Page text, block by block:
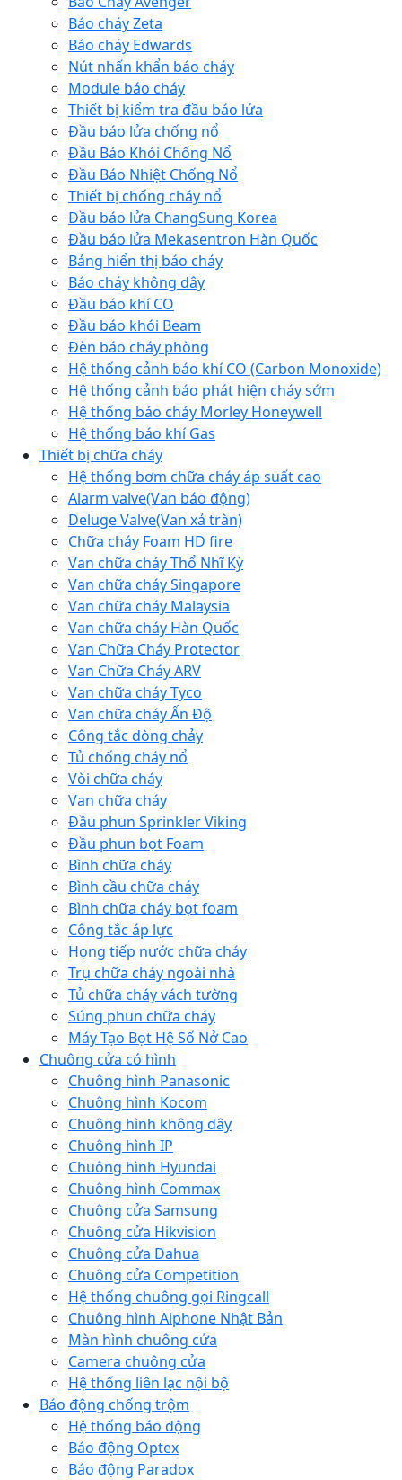
Báo cháy Zeta
Báo cháy Edwards
Nút nhấn khẩn báo cháy
Module báo cháy
Thiết bị kiểm tra đầu báo lửa
Đầu báo lửa chống nổ
Đầu Báo Khói Chống Nổ
Đầu Báo Nhiệt Chống Nổ
Thiết bị chống cháy nổ
Đầu báo lửa ChangSung Korea
Đầu báo lửa Mekasentron Hàn Quốc
Bảng hiển thị báo cháy
Báo cháy không dây
Đầu báo khí CO
Đầu báo khói Beam
Đèn báo cháy phòng
Hệ thống cảnh báo khí CO (Carbon Monoxide)
Hệ thống cảnh báo phát hiện cháy sớm
Hệ thống báo cháy Morley Honeywell
Hệ thống báo khí Gas
Thiết bị chữa cháy
Hệ thống bơm chữa cháy áp suất cao
Alarm valve(Van báo động)
Deluge Valve(Van xả tràn)
Chữa cháy Foam HD fire
Van chữa cháy Thổ Nhĩ Kỳ
Van chữa cháy Singapore
Van chữa cháy Malaysia
Van chữa cháy Hàn Quốc
Van Chữa Cháy Protector
Van Chữa Cháy ARV
Van chữa cháy Tyco
Van chữa cháy Ấn Độ
Công tắc dòng chảy
Tủ chống cháy nổ
Vòi chữa cháy
Van chữa cháy
Đầu phun Sprinkler Viking
Đầu phun bọt Foam
Bình chữa cháy
Bình cầu chữa cháy
Bình chữa cháy bọt foam
Công tắc áp lực
Họng tiếp nước chữa cháy
Trụ chữa cháy ngoài nhà
Tủ chữa cháy vách tường
Súng phun chữa cháy
Máy Tạo Bọt Hệ Số Nở Cao
Chuông cửa có hình
Chuông hình Panasonic
Chuông hình Kocom
Chuông hình không dây
Chuông hình IP
Chuông hình Hyundai
Chuông hình Commax
Chuông cửa Samsung
Chuông cửa Hikvision
Chuông cửa Dahua
Chuông cửa Competition
Hệ thống chuông gọi Ringcall
Chuông hình Aiphone Nhật Bản
Màn hình chuông cửa
Camera chuông cửa
Hệ thống liên lạc nội bộ
Báo động chống trộm
Hệ thống báo động
Báo động Optex
Báo động Paradox